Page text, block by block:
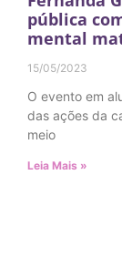
pública
mental
15/05/2023
O evento em
das ações da
meio
Leia Mais »